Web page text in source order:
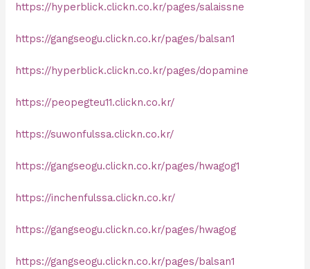
https://hyperblick.clickn.co.kr/pages/salaissne
https://gangseogu.clickn.co.kr/pages/balsan1
https://hyperblick.clickn.co.kr/pages/dopamine
https://peopegteu11.clickn.co.kr/
https://suwonfulssa.clickn.co.kr/
https://gangseogu.clickn.co.kr/pages/hwagog1
https://inchenfulssa.clickn.co.kr/
https://gangseogu.clickn.co.kr/pages/hwagog
https://gangseogu.clickn.co.kr/pages/balsan1